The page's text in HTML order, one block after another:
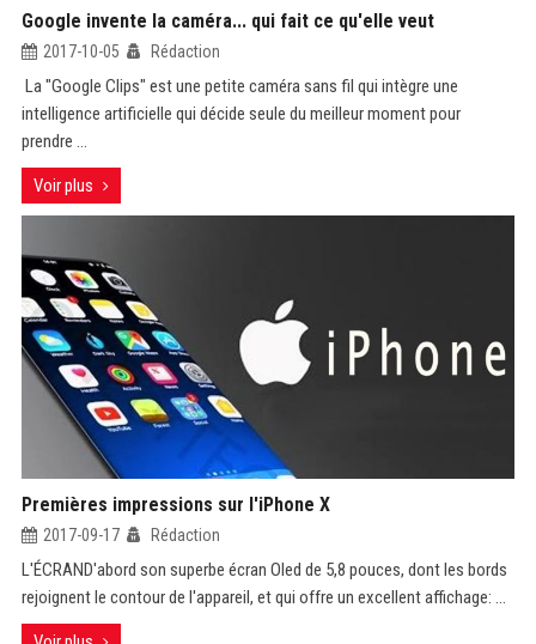
Google invente la caméra... qui fait ce qu'elle veut
2017-10-05 Rédaction
La "Google Clips" est une petite caméra sans fil qui intègre une
intelligence artificielle qui décide seule du meilleur moment pour
prendre ...
Voir plus
Premières impressions sur l'iPhone X
2017-09-17 Rédaction
L'ÉCRAND'abord son superbe écran Oled de 5,8 pouces, dont les bords
rejoignent le contour de l'appareil, et qui offre un excellent affichage: ...